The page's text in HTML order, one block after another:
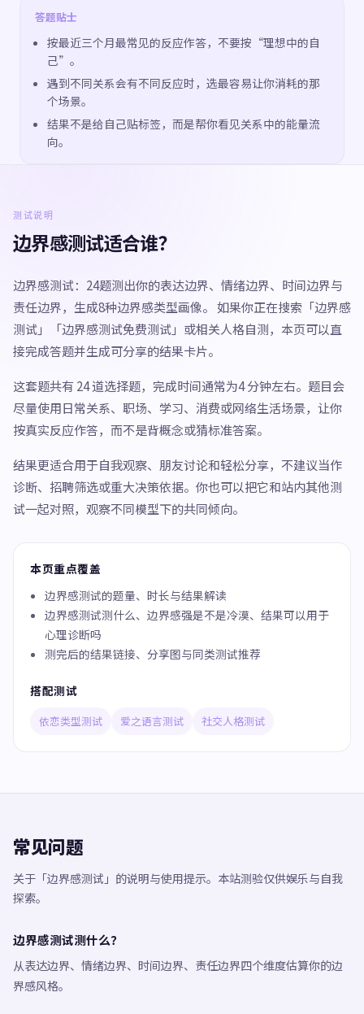
答题贴士
按最近三个月最常见的反应作答，不要按“理想中的自
己”。
遇到不同关系会有不同反应时，选最容易让你消耗的那
个场景。
结果不是给自己贴标签，而是帮你看见关系中的能量流
向。
测试说明
边界感测试适合谁？
边界感测试：24题测出你的表达边界、情绪边界、时间边界与
责任边界，生成8种边界感类型画像。 如果你正在搜索「边界感
测试」「边界感测试免费测试」或相关人格自测，本页可以直
接完成答题并生成可分享的结果卡片。
这套题共有 24 道选择题，完成时间通常为4 分钟左右。题目会
尽量使用日常关系、职场、学习、消费或网络生活场景，让你
按真实反应作答，而不是背概念或猜标准答案。
结果更适合用于自我观察、朋友讨论和轻松分享，不建议当作
诊断、招聘筛选或重大决策依据。你也可以把它和站内其他测
试一起对照，观察不同模型下的共同倾向。
本页重点覆盖
边界感测试的题量、时长与结果解读
边界感测试测什么、边界感强是不是冷漠、结果可以用于
心理诊断吗
测完后的结果链接、分享图与同类测试推荐
搭配测试
依恋类型测试 爱之语言测试 社交人格测试
常见问题
关于「边界感测试」的说明与使用提示。本站测验仅供娱乐与自我
探索。
边界感测试测什么？
从表达边界、情绪边界、时间边界、责任边界四个维度估算你的边
界感风格。